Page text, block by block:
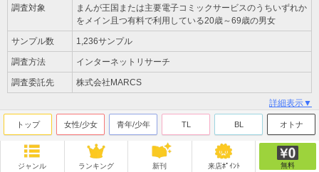
調査対象
まんが王国または主要電子コミックサービスのうちいずれか
をメイン且つ有料で利用している20歳～69歳の男女
サンプル数 1,236サンプル
調査方法 インターネットリサーチ
調査委託先 株式会社MARCS
詳細表示▼
トップ 女性/少女 青年/少年 TL BL オトナ
ジャンル ランキング 新刊 来店ﾎﾟｲﾝﾄ 無料